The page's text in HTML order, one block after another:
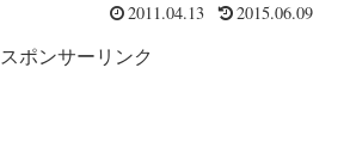
2011.04.13 2015.06.09
スポンサーリンク